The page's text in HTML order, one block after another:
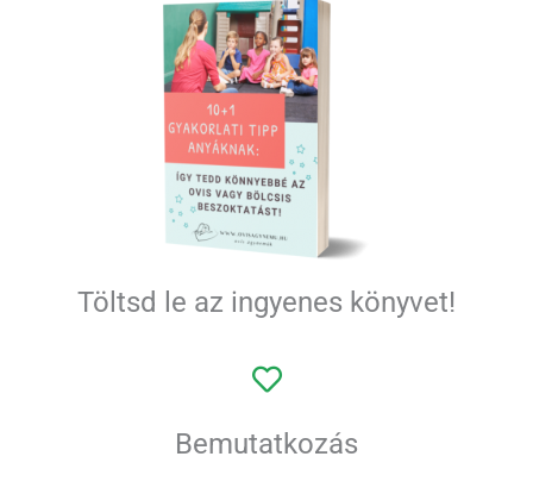
Töltsd le az ingyenes könyvet!
Bemutatkozás